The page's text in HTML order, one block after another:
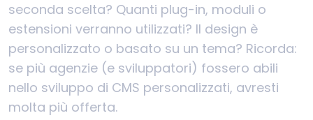
seconda scelta? Quanti plug-in, moduli o
estensioni verranno utilizzati? Il design è
personalizzato o basato su un tema? Ricorda:
se più agenzie (e sviluppatori) fossero abili
nello sviluppo di CMS personalizzati, avresti
molta più offerta.